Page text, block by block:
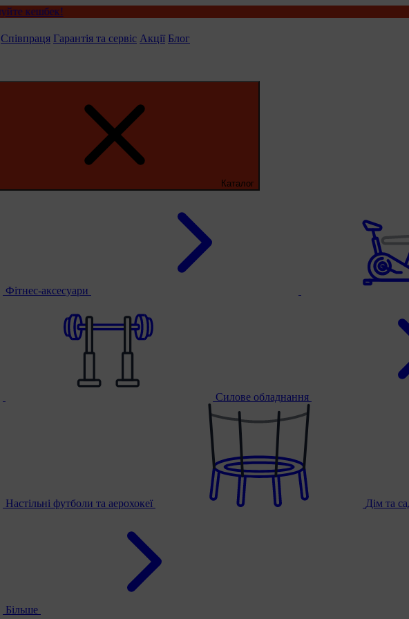
Співпраця Гарантія та сервіс Акції Блог
Каталог
Фітнес-аксесуари
Силове обладнання
Настільні футболи та аерохокеї Дім та
Більше